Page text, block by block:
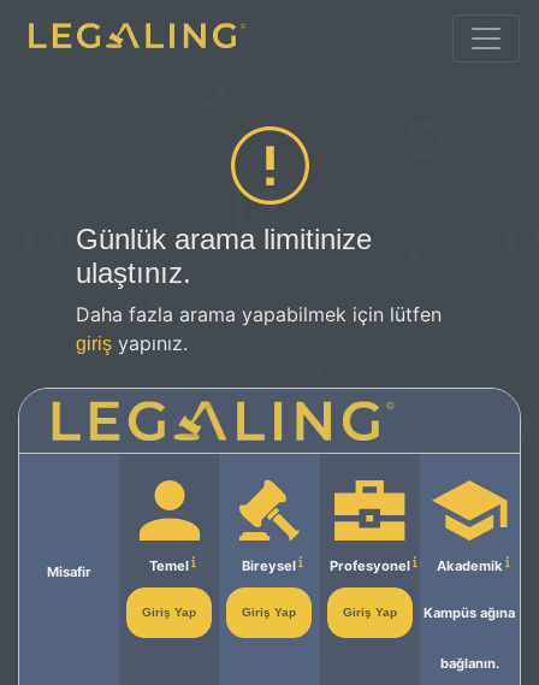
Günlük arama limitinize
ulaştınız.
Daha fazla arama yapabilmek için lütfen
giriş yapınız.
Misafir Temel
Giriş Yap
Bireysel
Giriş Yap
Profesyonel
Giriş Yap
Akademik
Kampüs ağına
bağlanın.